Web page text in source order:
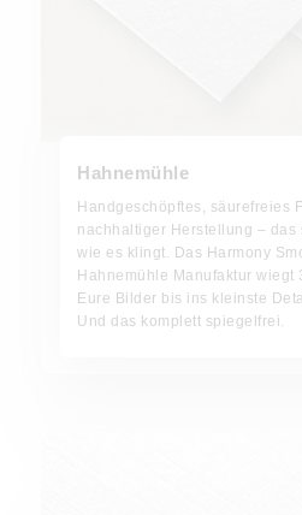
Hahnemühle
Handgeschöpftes, säurefreies
nachhaltiger Herstellung – das
wie es klingt. Das Harmony
Hahnemühle Manufaktur wiegt
Eure Bilder bis ins kleinste
Und das komplett spiegelfrei.